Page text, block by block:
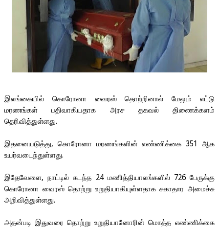
இலங்கையில் கொரோனா வைரஸ் தொற்றினால் மேலும்
எட்டு
மரணங்கள்
பதிவாகியதாக அரச தகவல்
திணைக்களம்
தெரிவித்துள்ளது.
இதனையடுத்து, கொரோனா மரணங்களின் எண்ணிக்கை 351ஆக
உயர்வடைந்துள்ளது.
இதேவேளை,நாட்டில் கடந்த 24 மணித்தியாலங்களில்726பேருக்கு
கொரோனா வைரஸ் தொற்று உறுதியாகியுள்ளதாக சுகாதார அமைச்சு
அறிவித்துள்ளது.
அதன்படி இதுவரை தொற்று உறுதியானோரின் மொத்த எண்ணிக்கை